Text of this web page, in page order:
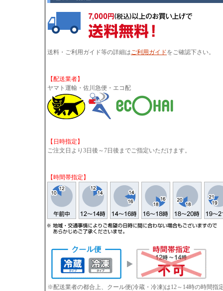
送料・ご利用ガイド等の詳細はご利用ガイドをご確認下さい。
【配送業者】
ヤマト運輸・佐川急便・エコ配
【日時指定】
ご注文日より3日後～7日後までご指定いただけます。
【時間帯指定】
※配送業者の都合上、クール便(冷蔵・冷凍)は12～14時の時間